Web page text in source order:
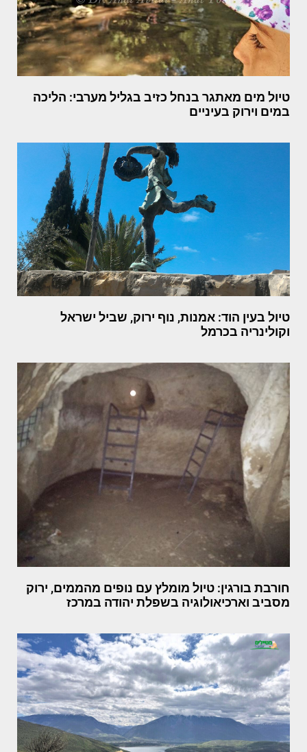
טיול מים מאתגר בנחל כזיב בגליל מערבי: הליכה
במים וירוק בעיניים
טיול בעין הוד: אמנות, נוף ירוק, שביל ישראל
וקולינריה בכרמל
חורבת בורגין: טיול מומלץ עם נופים מהממים, ירוק
מסביב וארכיאולוגיה בשפלת יהודה במרכז